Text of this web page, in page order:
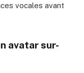
vocales avant
avatar sur-